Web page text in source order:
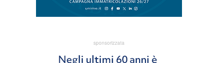
sponsorizzata